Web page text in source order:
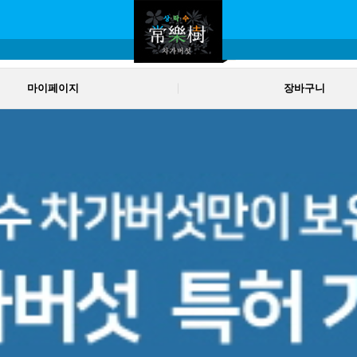
마이페이지 장바구니